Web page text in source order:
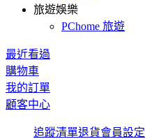
旅遊娛樂
PChome 旅遊
最近看過
購物車
我的訂單
顧客中心
追蹤清單退貨會員設定